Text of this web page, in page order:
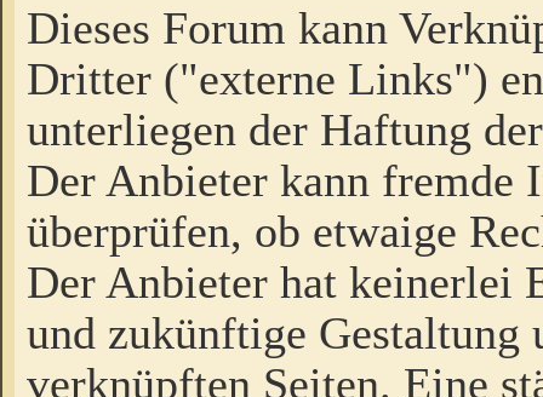
Dieses Forum kann
Dritter ("externe Links")
unterliegen der Haftung
Der Anbieter kann fremde
überprüfen, ob etwaige
Der Anbieter hat keinerlei
und zukünftige Gestaltung
verknüpften Seiten. Eine